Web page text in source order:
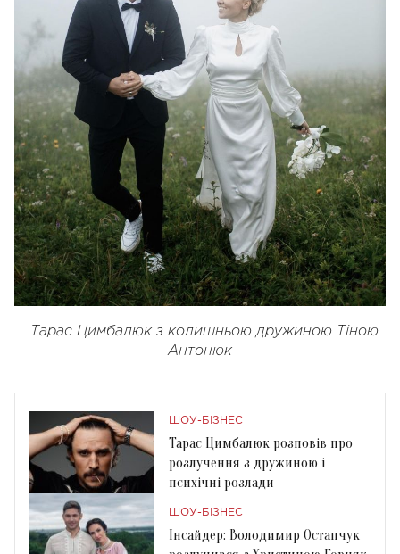
Тарас Цимбалюк з колишньою дружиною Тіною
Антонюк
ШОУ-БІЗНЕС
Тарас Цимбалюк розповів про
розлучення з дружиною і
психічні розлади
ШОУ-БІЗНЕС
Інсайдер: Володимир Остапчук